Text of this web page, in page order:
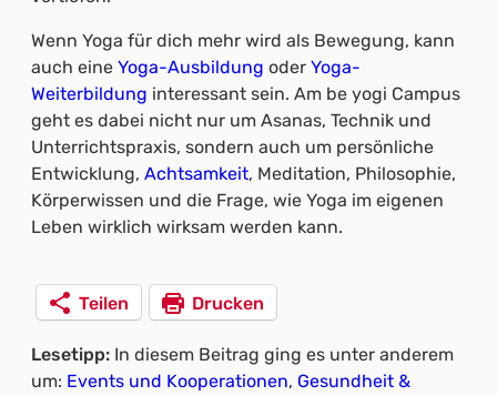
Wenn Yoga für dich mehr wird als Bewegung, kann
auch eine Yoga-Ausbildung oder Yoga-
Weiterbildung interessant sein. Am be yogi Campus
geht es dabei nicht nur um Asanas, Technik und
Unterrichtspraxis, sondern auch um persönliche
Entwicklung, Achtsamkeit, Meditation, Philosophie,
Körperwissen und die Frage, wie Yoga im eigenen
Leben wirklich wirksam werden kann.
Teilen Drucken
Lesetipp: In diesem Beitrag ging es unter anderem
um: Events und Kooperationen, Gesundheit &